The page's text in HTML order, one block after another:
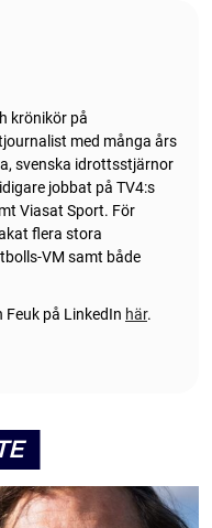
krönikör på
med många års
svenska idrottsstjärnor
jobbat på TV4:s
Viasat Sport. För
flera stora
VM samt både
Feuk på LinkedIn här.